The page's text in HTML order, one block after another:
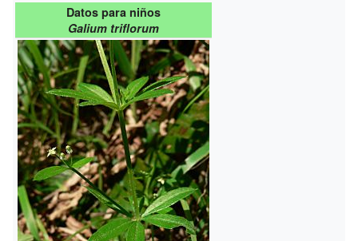
Datos para niños
Galium triflorum